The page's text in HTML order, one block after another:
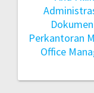
Perkantoran
Office